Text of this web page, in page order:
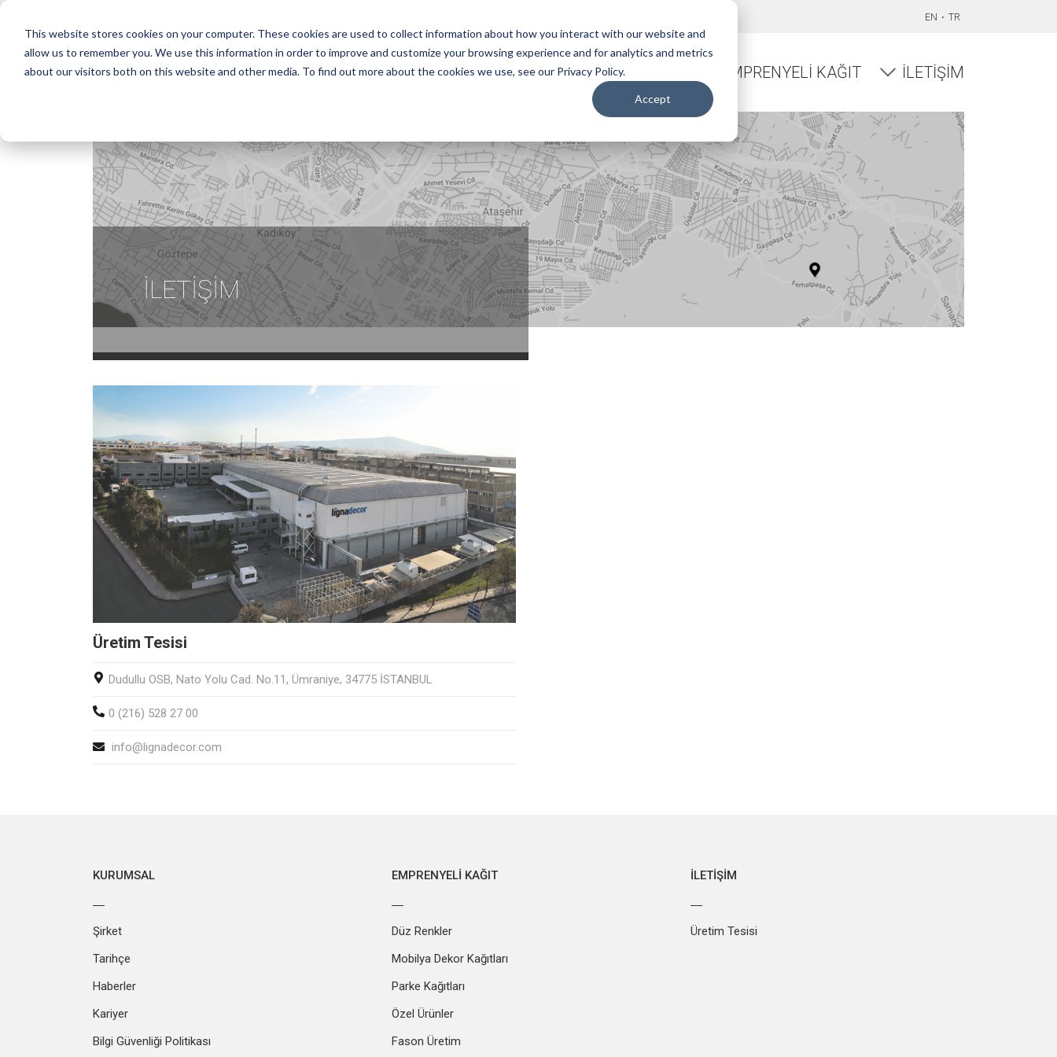
This website stores cookies on your computer. These cookies are used to collect information about how you interact with our website and
allow us to remember you. We use this information in order to improve and customize your browsing experience and for analytics and metrics
about our visitors both on this website and other media. To find out more about the cookies we use, see our Privacy Policy.
Accept
EN TR
KURUMSAL EMPRENYELI KAĞIT İLETIŞIM
İLETIŞIM
Üretim Tesisi
Dudullu OSB, Nato Yolu Cad. No.11, Ümraniye, 34775 İSTANBUL
0 (216) 528 27 00
info@lignadecor.com
KURUMSAL
Şirket
Tarihçe
Haberler
Kariyer
Bilgi Güvenliği Politikası
EMPRENYELI KAĞIT
Düz Renkler
Mobilya Dekor Kağıtları
Parke Kağıtları
Özel Ürünler
Fason Üretim
İLETIŞIM
Üretim Tesisi